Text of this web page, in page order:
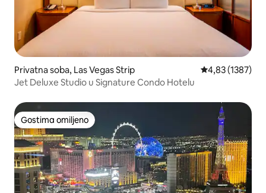
Privatna soba, Las Vegas Strip Prosečna
4,83 (1387)
Jet Deluxe Studio u Signature Condo Hotelu
Gostima omiljeno
Gostima omiljeno